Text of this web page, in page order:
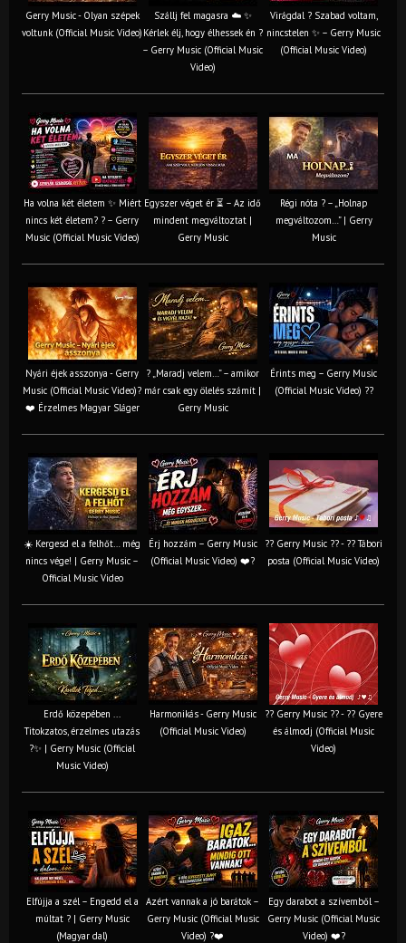
Gerry Music - Olyan szépek
voltunk (Official Music Video)
Szállj fel magasra ☁️ ✨
Kérlek élj, hogy élhessek én ?
– Gerry Music (Official Music
Video)
Virágdal ? Szabad voltam,
nincstelen ✨ – Gerry Music
(Official Music Video)
Ha volna két életem ✨ Miért
nincs két életem? ? – Gerry
Music (Official Music Video)
Egyszer véget ér ⏳ – Az idő
mindent megváltoztat |
Gerry Music
Régi nóta ? – „Holnap
megváltozom…” | Gerry
Music
Nyári éjek asszonya - Gerry
Music (Official Music Video)?
❤️ Érzelmes Magyar Sláger
? „Maradj velem…” – amikor
már csak egy ölelés számít |
Gerry Music
Érints meg – Gerry Music
(Official Music Video) ??
☀️ Kergesd el a felhőt… még
nincs vége! | Gerry Music –
Official Music Video
Érj hozzám – Gerry Music
(Official Music Video) ❤️?
?? Gerry Music ?? - ?? Tábori
posta (Official Music Video)
Erdő közepében ...
Titokzatos, érzelmes utazás
?✨ | Gerry Music (Official
Music Video)
Harmonikás - Gerry Music
(Official Music Video)
?? Gerry Music ?? - ?? Gyere
és álmodj (Official Music
Video)
Elfújja a szél – Engedd el a
múltat ? | Gerry Music
(Magyar dal)
Azért vannak a jó barátok –
Gerry Music (Official Music
Video) ?❤️
Egy darabot a szívemből –
Gerry Music (Official Music
Video) ❤️?